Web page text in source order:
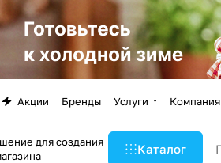
Акции Бренды Услуги Компания
для создания
Каталог